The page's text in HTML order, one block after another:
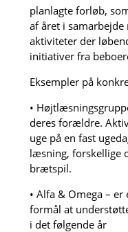
planlagte forløb,
af året i
aktiviteter der
initiativer fra
Eksempler på
•
deres forældre.
uge på en fast
læsning, forskellige
brætspil.
• Alfa & Omega –
formål at
i det følgende år